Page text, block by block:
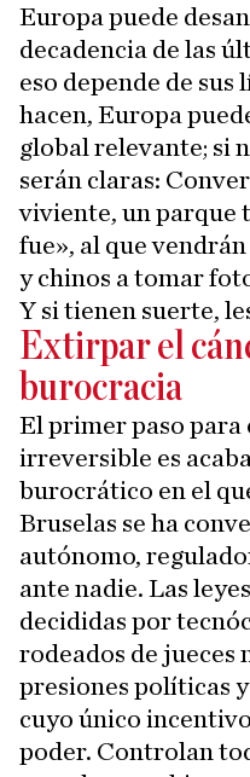
Europa puede
decadencia de las
eso depende de sus
hacen, Europa
global relevante; si
serán claras:
viviente, un parque
fue», al que
y chinos a tomar
Y si tienen suerte,
Extirpar el
burocracia
El primer paso para
irreversible es
burocrático en el
Bruselas se ha
autónomo,
ante nadie. Las
decididas por
rodeados de jueces
presiones políticas
cuyo único
poder. Controlan